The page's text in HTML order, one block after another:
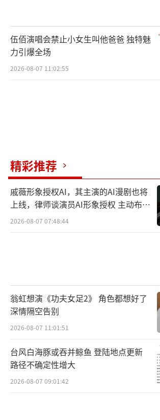
伍佰演唱会禁止小女生叫他爸爸 独特魅
力引爆全场
2026-08-07 11:02:55
精彩推荐
戚薇形象授权AI，其主演的AI漫剧也将
上线，律师谈演员AI形象授权 主动布局
数字资产
2026-08-07 07:48:44
翁虹想演《功夫女足2》 角色都想好了
深情隔空告别
2026-08-07 11:01:51
台风白海豚或吞并鲸鱼 登陆地点更新
路径不确定性增大
2026-08-07 09:01:42